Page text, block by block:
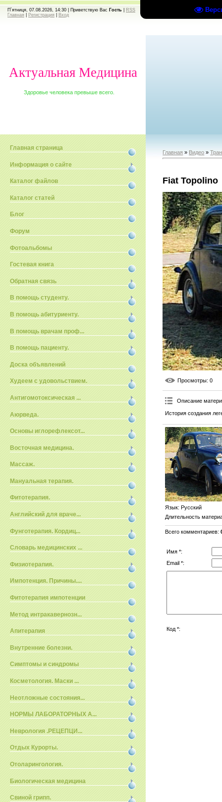
П`ятниця, 07.08.2026, 14:30 | Приветствую Вас Гость
RSS
Главная
Регистрация Вход
Актуальная Медицина
Здоровье человека превыше всего.
Главная страница
Информация о сайте
Каталог файлов
Каталог статей
Блог
Форум
Фотоальбомы
Гостевая книга
Обратная связь
В помощь студенту.
В помощь абитуриенту.
В помощь врачам проф...
В помощь пациенту.
Доска объявлений
Худеем с удовольствием.
Антигомотоксическая ...
Аюрведа.
Основы иглорефлексот...
Восточная медицина.
Массаж.
Мануальная терапия.
Фитотерапия.
Английский для враче...
Фунготерапия. Кордиц...
Словарь медицинских ...
Физиотерапия.
Импотенция. Причины....
Фитотерапия импотенции
Метод интракавернозн...
Апитерапия
Внутренние болезни.
Симптомы и синдромы
Косметология. Маски ...
Неотложные состояния...
НОРМЫ ЛАБОРАТОРНЫХ А...
Неврология .РЕЦЕПЦИ...
Отдых Курорты.
Отоларингология.
Биологическая медицина
Свиной грипп.
Главная » Видео »
Fiat Topolino
Просмотры: 0
Описание
История создания
Язык: Русский
Длительность
Всего комментариев:
Имя *:
Email *:
Код *: